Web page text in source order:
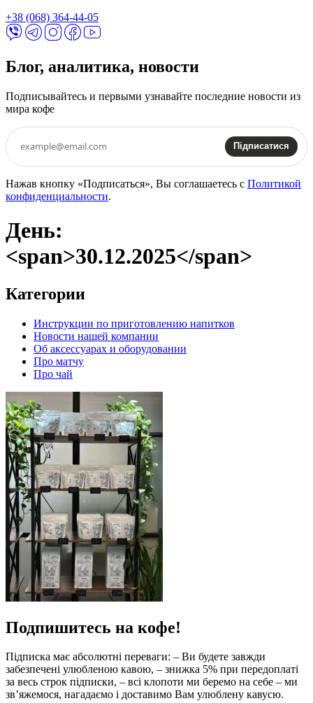
+38 (068) 364-44-05
Блог, аналитика, новости
Подписывайтесь и первыми узнавайте последние новости из
мира кофе
Підписатися
Нажав кнопку «Подписаться», Вы соглашаетесь с Политикой
конфиденциальности.
День:
<span>30.12.2025</span>
Категории
Инструкции по приготовлению напитков
Новости нашей компании
Об аксессуарах и оборудовании
Про матчу
Про чай
Подпишитесь на кофе!
Підписка має абсолютні переваги: – Ви будете завжди
забезпечені улюбленою кавою, – знижка 5% при передоплаті
за весь строк підписки, – всі клопоти ми беремо на себе – ми
зв’яжемося, нагадаємо і доставимо Вам улюблену кавусю.